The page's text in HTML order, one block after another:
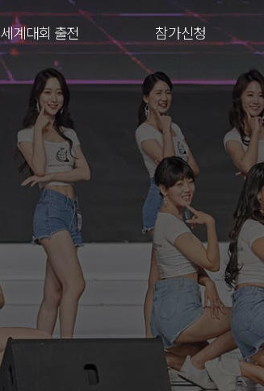
세계대회 출전 참가신청